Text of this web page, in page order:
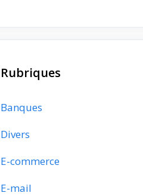
Rubriques
Banques
Divers
E-commerce
E-mail